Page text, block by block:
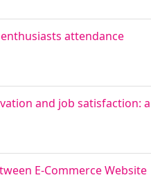
attendance
and job satisfaction: a
E-Commerce Website